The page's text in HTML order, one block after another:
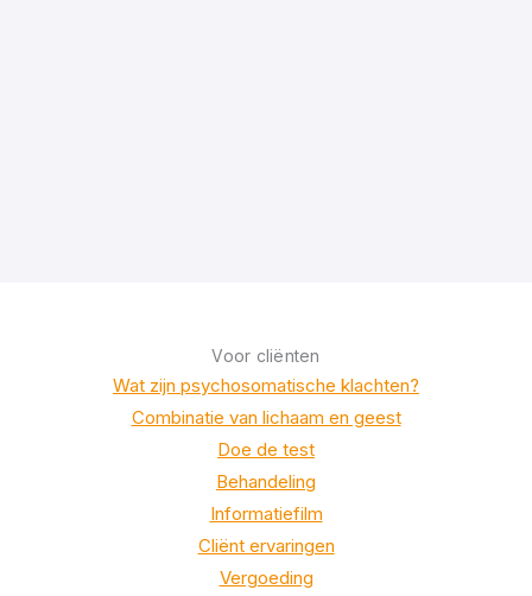
Voor cliënten
Wat zijn psychosomatische klachten?
Combinatie van lichaam en geest
Doe de test
Behandeling
Informatiefilm
Cliënt ervaringen
Vergoeding